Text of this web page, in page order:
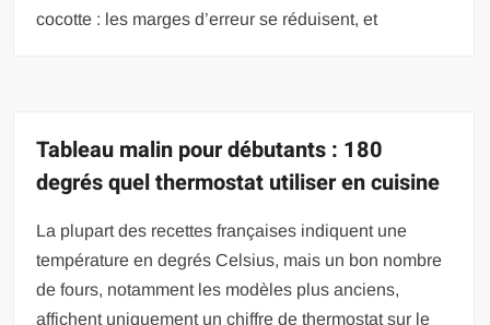
cocotte : les marges d’erreur se réduisent, et
Tableau malin pour débutants : 180
degrés quel thermostat utiliser en cuisine
La plupart des recettes françaises indiquent une
température en degrés Celsius, mais un bon nombre
de fours, notamment les modèles plus anciens,
affichent uniquement un chiffre de thermostat sur le